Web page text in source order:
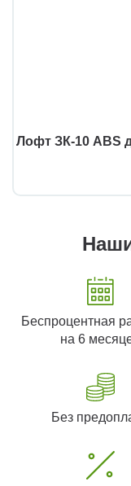
Лофт ЗК-10 ABS
Беспроцентная
на 6
Без